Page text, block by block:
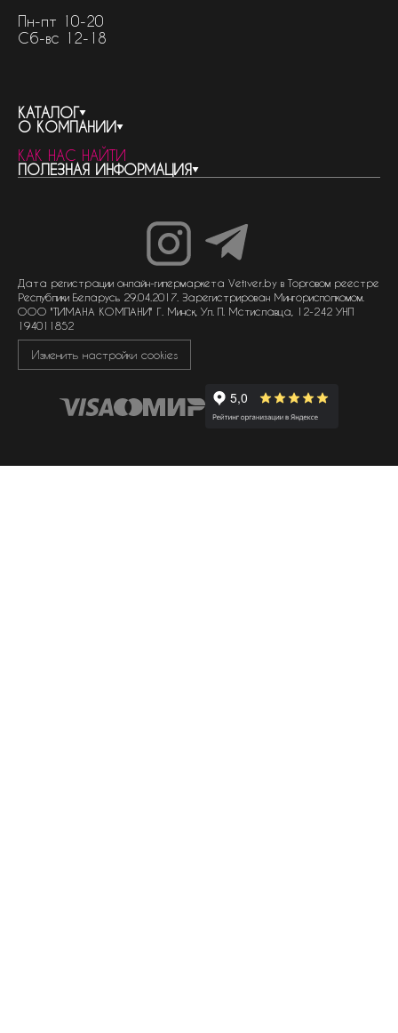
Пн-пт 10-20
Сб-вс 12-18
КАТАЛОГ
весь каталог
бренды
женская парфюмерия
мужская парфюмерия
унисекс парфюмерия
О КОМПАНИИ
контакты
о компании
доставка и оплата
КАК НАС НАЙТИ
ПОЛЕЗНАЯ ИНФОРМАЦИЯ
как совершить покупку
политика обработки персональных данных
политика обработки файлов cookie
Дата регистрации онлайн-гипермаркета Vetiver.by в Торговом реестре
Республики Беларусь 29.04.2017. Зарегистрирован Мингорисполкомом.
ООО "ТИМАНА КОМПАНИ" Г. Минск, Ул. П. Мстиславца, 12-242 УНП
194011852
Изменить настройки cookies